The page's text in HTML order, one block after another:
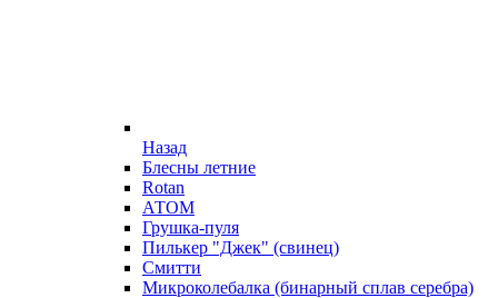
Назад
Блесны летние
Rotan
АТОМ
Грушка-пуля
Пилькер "Джек" (свинец)
Смитти
Микроколебалка (бинарный сплав серебра)